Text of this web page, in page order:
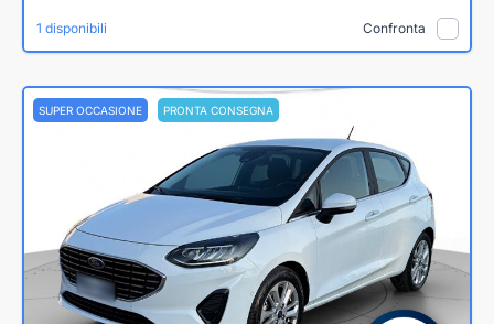
1 disponibili Confronta
SUPER OCCASIONE PRONTA CONSEGNA